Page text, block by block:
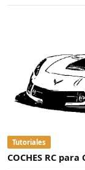
Tutoriales
COCHES RC